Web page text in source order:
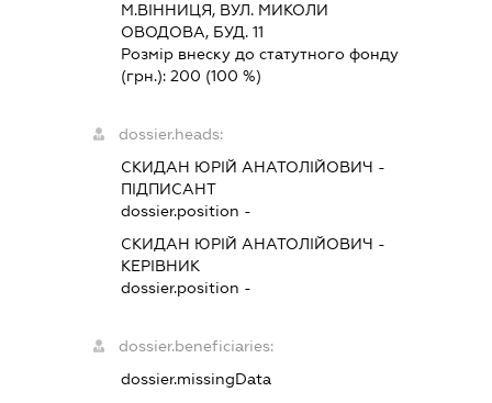
М.ВІННИЦЯ, ВУЛ. МИКОЛИ
ОВОДОВА, БУД. 11
Розмір внеску до статутного фонду
(грн.):200 (100 %)
dossier.heads:
СКИДАН ЮРІЙ АНАТОЛІЙОВИЧ -
ПІДПИСАНТ
dossier.position -
СКИДАН ЮРІЙ АНАТОЛІЙОВИЧ -
КЕРІВНИК
dossier.position -
dossier.beneficiaries:
dossier.missingData